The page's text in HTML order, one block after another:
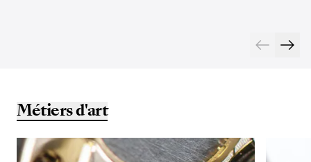
Métiers d'art